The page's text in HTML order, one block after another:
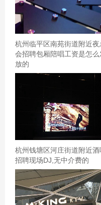
运工用这句话，让旅客
超重问题。 - **“航班延
“抱歉让大家久等了，我
日起飞！”这样的创意通
收获了网友的大量点赞和
语）** 在成都机场，每
表演。如果你渴望在一
如果你相信幽默是世界
的才华和笑容，加入我
白云间，书写属于成都机
杭州临平区南苑街道附近夜
会招聘包厢陪唱工资是怎么
放的
杭州钱塘区河庄街道附近酒
招聘现场DJ,无中介费的